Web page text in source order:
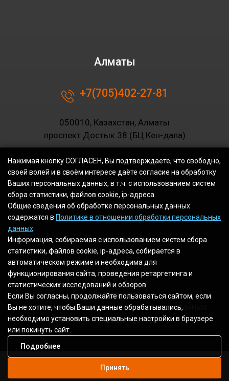
Алматы
+7(705)402-27-81
050010, Казахстан, Алматы
проспект Достык 38 (БЦ Кен-дала)
График работы:
10.00-19.00
О компании
Об Энсо
Энсо в СМИ
Достижения
Согласие на обработку персональных данных
Политика конфиденциальности
2003 - 2026 © Все права защищены
Нажимая кнопку СОГЛАСЕН, Вы подтверждаете, что свободно,
своей волей и в своём интересе даёте согласие на обработку
Ваших персональных данных, в т.ч. с использованием систем
сбора статистики, файлов cookie, ip-адреса.
Общие сведения об обработке персональных данных
содержатся в Политике в отношении обработки персональных
данных
Информация, собираемая с использованием систем сбора
статистики, файлов cookie, ip-адреса, собирается в
автоматическом режиме и необходима для
функционирования сайта, проведения ретаргетинга и
статистических исследований и обзоров.
Если Вы согласны, продолжайте пользоваться сайтом, если
Вы не хотите, чтобы Ваши данные обрабатывались,
необходимо установить специальные настройки в браузере
или покинуть сайт.
Подробнее
Принять